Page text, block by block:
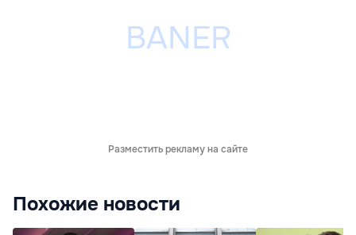
Разместить рекламу на сайте
Похожие новости